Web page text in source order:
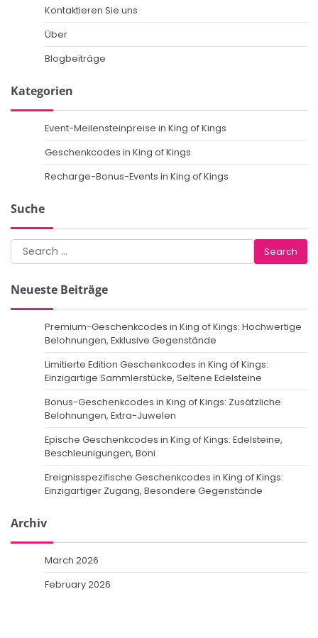
Kontaktieren Sie uns
Über
Blogbeiträge
Kategorien
Event-Meilensteinpreise in King of Kings
Geschenkcodes in King of Kings
Recharge-Bonus-Events in King of Kings
Suche
Search
for:
Neueste Beiträge
Premium-Geschenkcodes in King of Kings: Hochwertige
Belohnungen, Exklusive Gegenstände
Limitierte Edition Geschenkcodes in King of Kings:
Einzigartige Sammlerstücke, Seltene Edelsteine
Bonus-Geschenkcodes in King of Kings: Zusätzliche
Belohnungen, Extra-Juwelen
Epische Geschenkcodes in King of Kings: Edelsteine,
Beschleunigungen, Boni
Ereignisspezifische Geschenkcodes in King of Kings:
Einzigartiger Zugang, Besondere Gegenstände
Archiv
March 2026
February 2026